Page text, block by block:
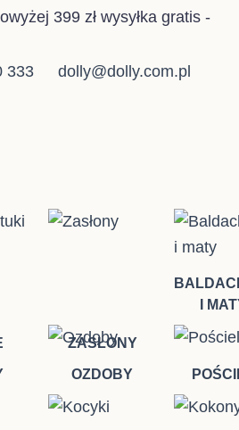
399 zł wysyłka gratis -
333 dolly@dolly.com.pl
ZASŁONY
I
OZDOBY